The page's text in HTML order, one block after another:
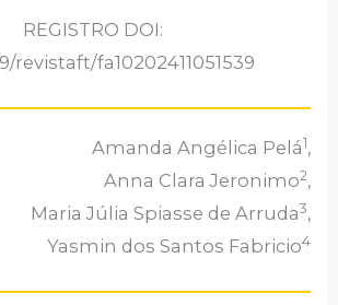
REGISTRO DOI:
revistaft/fa10202411051539
Amanda Angélica Pelá1,
Anna Clara Jeronimo2,
Maria Júlia Spiasse de Arruda3,
Yasmin dos Santos Fabricio4